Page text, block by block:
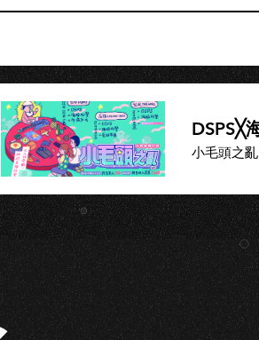
DSPS╳
小毛頭之